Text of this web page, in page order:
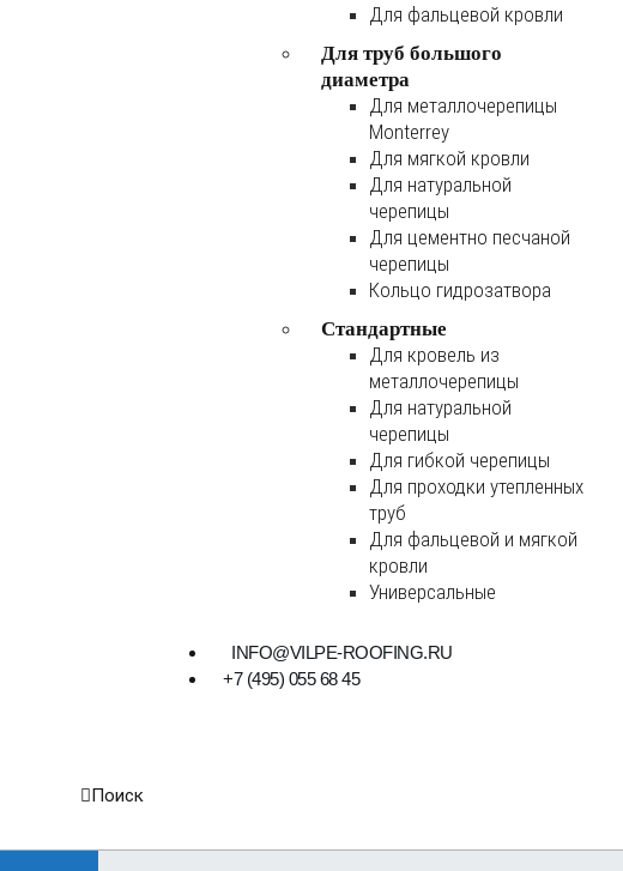
Для фальцевой кровли
Для труб большого
диаметра
Для металлочерепицы
Monterrey
Для мягкой кровли
Для натуральной
черепицы
Для цементно песчаной
черепицы
Кольцо гидрозатвора
Стандартные
Для кровель из
металлочерепицы
Для натуральной
черепицы
Для гибкой черепицы
Для проходки утепленных
труб
Для фальцевой и мягкой
кровли
Универсальные
INFO@VILPE-ROOFING.RU
+7 (495) 055 68 45
Поиск